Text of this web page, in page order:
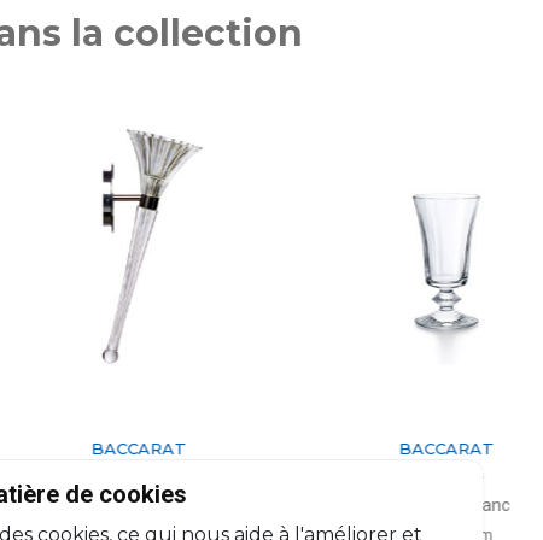
la collection
BACCARAT
murale Torchère
l: 15cm, L: 19cm
BACCARAT
17cl, H: 15cm
de cookies
cookies, ce qui nous aide à l'améliorer et